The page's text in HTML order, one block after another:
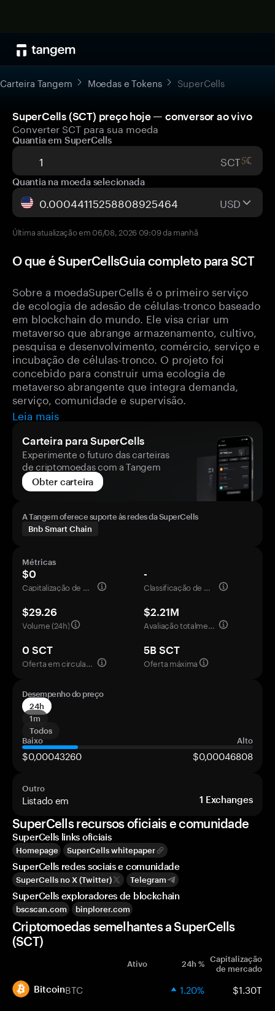
Carteira Tangem Moedas e Tokens SuperCells
SuperCells (SCT) preço hoje — conversor ao vivo
Converter SCT para sua moeda
Quantia em SuperCells
SCT
Quantia na moeda selecionada
USD
Última atualização em 06/08, 2026 09:09 da manhã
O que é SuperCellsGuia completo para SCT
Sobre a moedaSuperCells é o primeiro serviço
de ecologia de adesão de células-tronco baseado
em blockchain do mundo. Ele visa criar um
metaverso que abrange armazenamento, cultivo,
pesquisa e desenvolvimento, comércio, serviço e
incubação de células-tronco. O projeto foi
concebido para construir uma ecologia de
metaverso abrangente que integra demanda,
serviço, comunidade e supervisão.
Leia mais
Carteira para SuperCells
Experimente o futuro das carteiras
de criptomoedas com a Tangem
Obter carteira
A Tangem oferece suporte às redes da SuperCells
Bnb Smart Chain
Métricas
$0
Capitalização de mercado
-
Classificação de mercado
$29.26
Volume (24h)
$2.21M
Avaliação totalmente diluída
0 SCT
Oferta em circulação
5B SCT
Oferta máxima
Desempenho do preço
24h
1m
Todos
Baixo
Alto
$0,00043260 $0,00046808
Outro
Listado em 1 Exchanges
SuperCells recursos oficiais e comunidade
SuperCells links oficiais
Homepage SuperCells whitepaper
SuperCells redes sociais e comunidade
SuperCells no X (Twitter) Telegram
SuperCells exploradores de blockchain
bscscan.com binplorer.com
Criptomoedas semelhantes a SuperCells
(SCT)
Ativo 24h % Capitalização
de mercado
BitcoinBTC 1.20% $1.30T